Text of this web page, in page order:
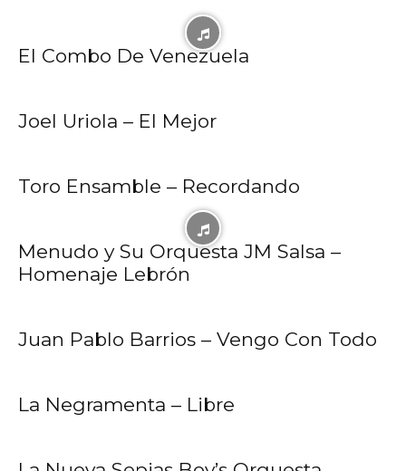
El Combo De Venezuela
Joel Uriola – El Mejor
Toro Ensamble – Recordando
Menudo y Su Orquesta JM Salsa –
Homenaje Lebrón
Juan Pablo Barrios – Vengo Con Todo
La Negramenta – Libre